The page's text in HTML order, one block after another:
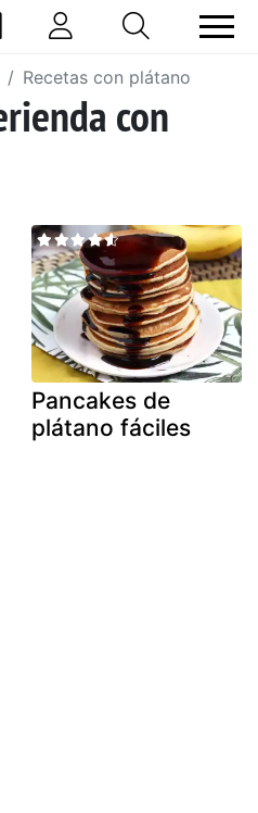
Recetas con plátano
con
Pancakes de
plátano fáciles